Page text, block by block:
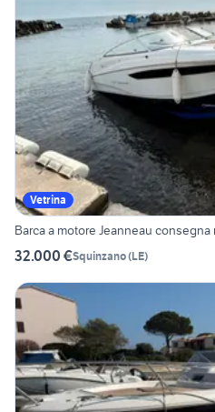
Vetrina
Barca a motore Jeanneau consegna
32.000 €Squinzano(LE)